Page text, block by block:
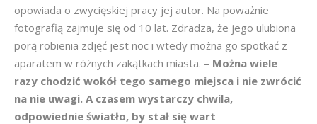
opowiada o zwycięskiej pracy jej autor. Na poważnie
fotografią zajmuje się od 10 lat. Zdradza, że jego ulubiona
porą robienia zdjęć jest noc i wtedy można go spotkać z
aparatem w różnych zakątkach miasta. – Można wiele
razy chodzić wokół tego samego miejsca i nie zwrócić
na nie uwagi. A czasem wystarczy chwila,
odpowiednie światło, by stał się wart